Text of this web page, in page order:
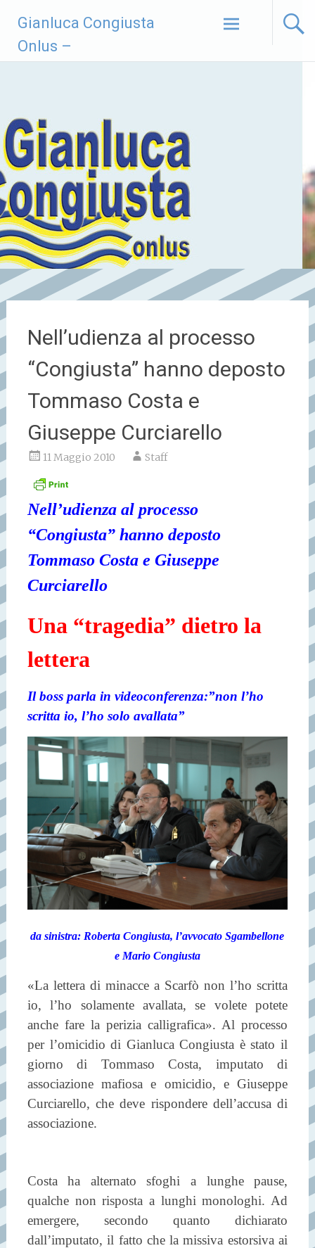
contenuto
Gianluca Congiusta
Onlus –
Nell’udienza al processo
“Congiusta” hanno deposto
Tommaso Costa e
Giuseppe Curciarello
11 Maggio 2010 Staff
Nell’udienza al processo
“Congiusta” hanno deposto
Tommaso Costa e Giuseppe
Curciarello
Una “tragedia” dietro la
lettera
Il boss parla in videoconferenza:”non l’ho
scritta io, l’ho solo avallata”
da sinistra: Roberta Congiusta, l’avvocato Sgambellone
e Mario Congiusta
«La lettera di minacce a Scarfò non l’ho scritta
io, l’ho solamente avallata, se volete potete
anche fare la perizia calligrafica». Al processo
per l’omicidio di Gianluca Congiusta è stato il
giorno di Tommaso Costa, imputato di
associazione mafiosa e omicidio, e Giuseppe
Curciarello, che deve rispondere dell’accusa di
associazione.
Costa ha alternato sfoghi a lunghe pause,
qualche non risposta a lunghi monologhi. Ad
emergere, secondo quanto dichiarato
dall’imputato, il fatto che la missiva estorsiva ai